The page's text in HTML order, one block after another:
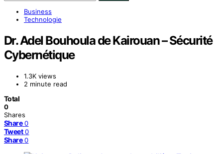
Business
Technologie
Dr. Adel Bouhoula de Kairouan – Sécurité
Cybernétique
1.3K views
2 minute read
Total
0
Shares
Share 0
Tweet 0
Share 0